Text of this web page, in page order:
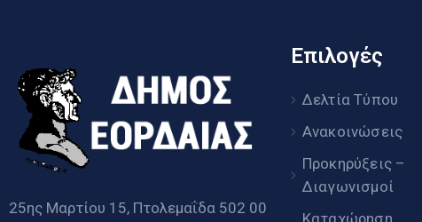
25ης Μαρτίου 15, Πτολεμαΐδα 502 00
Επιλογές
Δελτία Τύπου
Ανακοινώσεις
Προκηρύξεις –
Διαγωνισμοί